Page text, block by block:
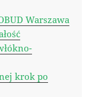
Warszawa
krok po